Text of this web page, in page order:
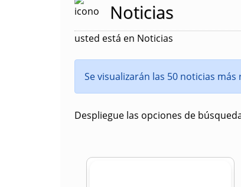
Noticias
usted está en Noticias
Se visualizarán las 50 noticias
Despliegue las opciones de